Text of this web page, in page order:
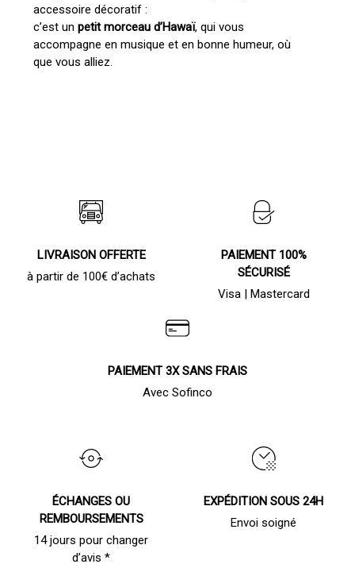
accessoire décoratif :
c’est un petit morceau d’Hawaï, qui vous
accompagne en musique et en bonne humeur, où
que vous alliez.
LIVRAISON OFFERTE
à partir de 100€ d’achats
PAIEMENT 100%
SÉCURISÉ
Visa | Mastercard
PAIEMENT 3X SANS FRAIS
Avec Sofinco
ÉCHANGES OU
REMBOURSEMENTS
14 jours pour changer
d’avis *
EXPÉDITION SOUS 24H
Envoi soigné